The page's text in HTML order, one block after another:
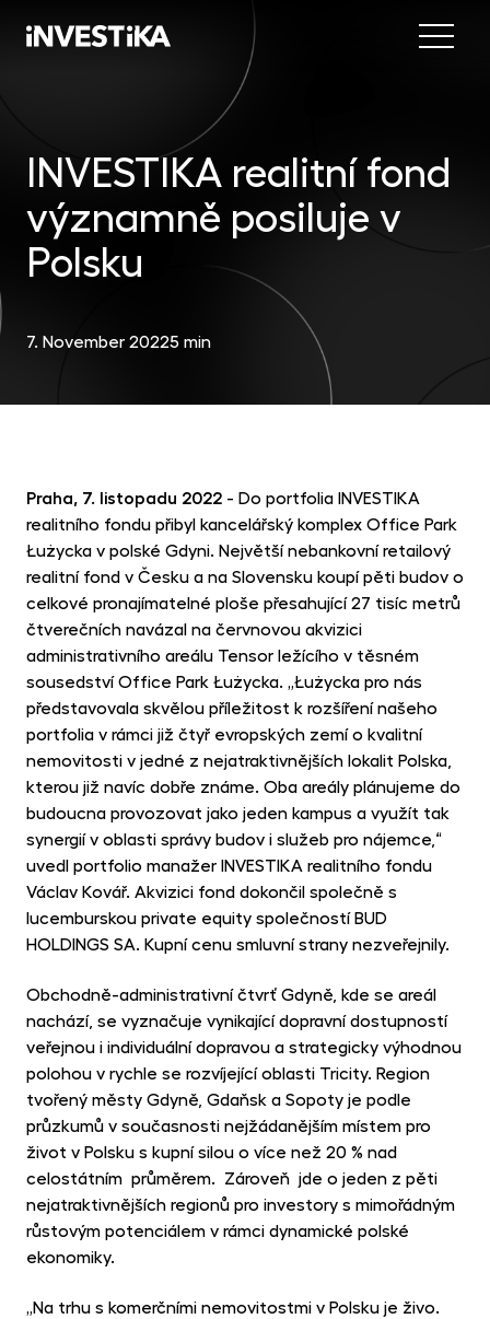
Menu
INVESTIKA realitní fond
významně posiluje v
Polsku
7. November 20225 min
Praha, 7. listopadu 2022 - Do portfolia INVESTIKA
realitního fondu přibyl kancelářský komplex Office Park
Łużycka v polské Gdyni. Největší nebankovní retailový
realitní fond v Česku a na Slovensku koupí pěti budov o
celkové pronajímatelné ploše přesahující 27 tisíc metrů
čtverečních navázal na červnovou akvizici
administrativního areálu Tensor ležícího v těsném
sousedství Office Park Łużycka. „Łużycka pro nás
představovala skvělou příležitost k rozšíření našeho
portfolia v rámci již čtyř evropských zemí o kvalitní
nemovitosti v jedné z nejatraktivnějších lokalit Polska,
kterou již navíc dobře známe. Oba areály plánujeme do
budoucna provozovat jako jeden kampus a využít tak
synergií v oblasti správy budov i služeb pro nájemce,“
uvedl portfolio manažer INVESTIKA realitního fondu
Václav Kovář. Akvizici fond dokončil společně s
lucemburskou private equity společností BUD
HOLDINGS SA. Kupní cenu smluvní strany nezveřejnily.
Obchodně-administrativní čtvrť Gdyně, kde se areál
nachází, se vyznačuje vynikající dopravní dostupností
veřejnou i individuální dopravou a strategicky výhodnou
polohou v rychle se rozvíjející oblasti Tricity. Region
tvořený městy Gdyně, Gdaňsk a Sopoty je podle
průzkumů v současnosti nejžádanějším místem pro
život v Polsku s kupní silou o více než 20 % nad
celostátním průměrem. Zároveň jde o jeden z pěti
nejatraktivnějších regionů pro investory s mimořádným
růstovým potenciálem v rámci dynamické polské
ekonomiky.
„Na trhu s komerčními nemovitostmi v Polsku je živo.